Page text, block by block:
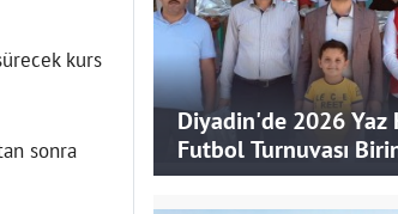
kurs
sonra
Diyadin'de 2026 Yaz
Futbol Turnuvası
Hediye